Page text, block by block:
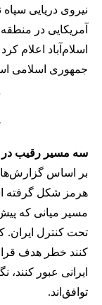
نیروی دریایی سپاه
اسلام‌آباد اعلام
جمهوری اسلامی
سه مسیر رقیب در
بر اساس
هرمز شکل گرفته
مسیر میانی که
تحت کنترل ایران.
کنند خطر هدف قرار
ایرانی عبور
توافق‌اند.